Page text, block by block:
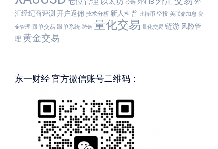
公链 外汇IB
汇经纪商评测 开户返佣 技术分析 新人科普 比特币 空投 美联储加息 资
金管理 跟单交易 跟单系统 跨链 量化交易 量化交易 链游 风险管
理 黄金交易
东一财经 官方微信账号二维码：